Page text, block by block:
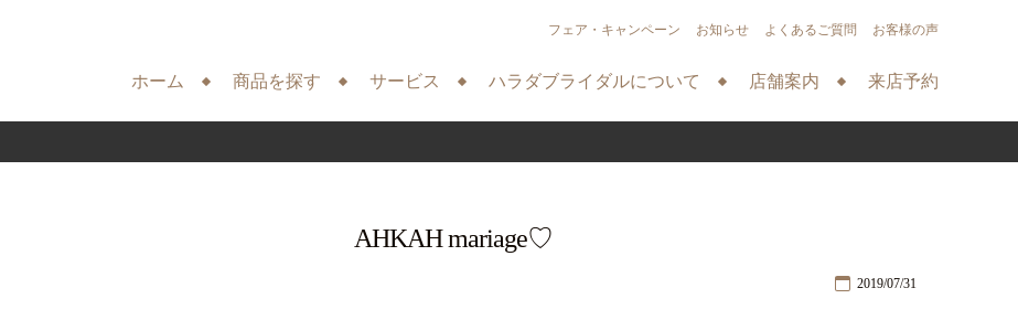
ホーム 商品を探す サービス ハラダブライダルについて 店舗案内 来店予約
フェア・キャンペーン お知らせ よくあるご質問 お客様の声
AHKAH mariage♡
2019/07/31